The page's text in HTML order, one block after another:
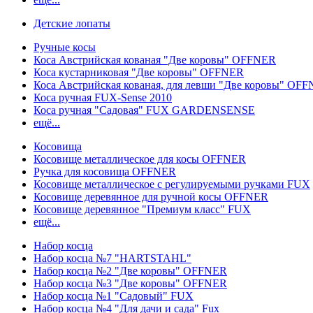
Детские лопаты
Ручные косы
Коса Австрийская кованая "Две коровы" OFFNER
Коса кустарниковая "Две коровы" OFFNER
Коса Австрийская кованая, для левши "Две коровы"
Коса ручная FUX-Sense 2010
Коса ручная "Садовая" FUX GARDENSENSE
ещё...
Косовища
Косовище металлическое для косы OFFNER
Ручка для косовища OFFNER
Косовище металлическое с регулируемыми ручками FUX
Косовище деревянное для ручной косы OFFNER
Косовище деревянное "Премиум класс" FUX
ещё...
Набор косца
Набор косца №7 "HARTSTAHL"
Набор косца №2 "Две коровы" OFFNER
Набор косца №3 "Две коровы" OFFNER
Набор косца №1 "Садовый" FUX
Набор косца №4 "Для дачи и сада" Fux